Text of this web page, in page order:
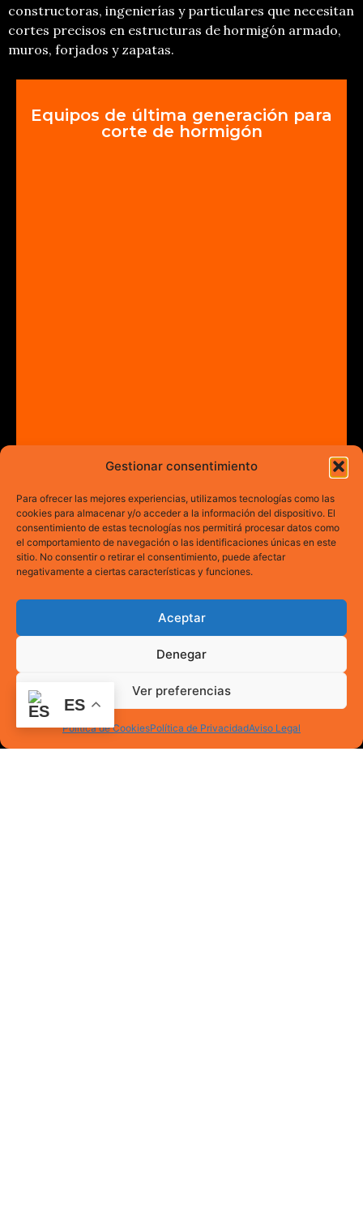
Gestionar consentimiento
Para ofrecer las mejores experiencias, utilizamos tecnologías como las
cookies para almacenar y/o acceder a la información del dispositivo. El
consentimiento de estas tecnologías nos permitirá procesar datos como
el comportamiento de navegación o las identificaciones únicas en este
sitio. No consentir o retirar el consentimiento, puede afectar
negativamente a ciertas características y funciones.
Aceptar
Denegar
Ver preferencias
Política de CookiesPolítica de PrivacidadAviso Legal
constructoras, ingenierías y particulares que necesitan
cortes precisos en estructuras de hormigón armado,
muros, forjados y zapatas.
Equipos de última generación para
corte de hormigón
ES